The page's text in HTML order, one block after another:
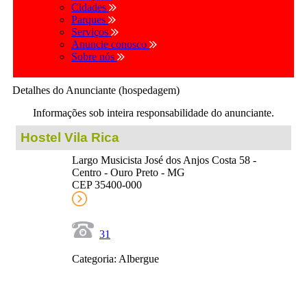
Cidades
Parques
Serviços
Anuncie conosco
Sobre nós
Detalhes do Anunciante (hospedagem)
Informações sob inteira responsabilidade do anunciante.
Hostel Vila Rica
Largo Musicista José dos Anjos Costa 58 -
Centro - Ouro Preto - MG
CEP 35400-000
31
Categoria: Albergue